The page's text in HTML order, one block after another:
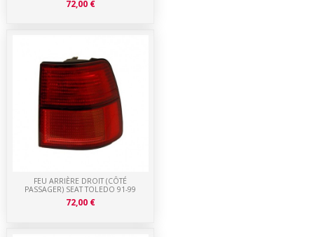
FEU ARRIÈRE DROIT (CÔTÉ
PASSAGER) SEAT TOLEDO 91-99
72,00 €
72,00 €